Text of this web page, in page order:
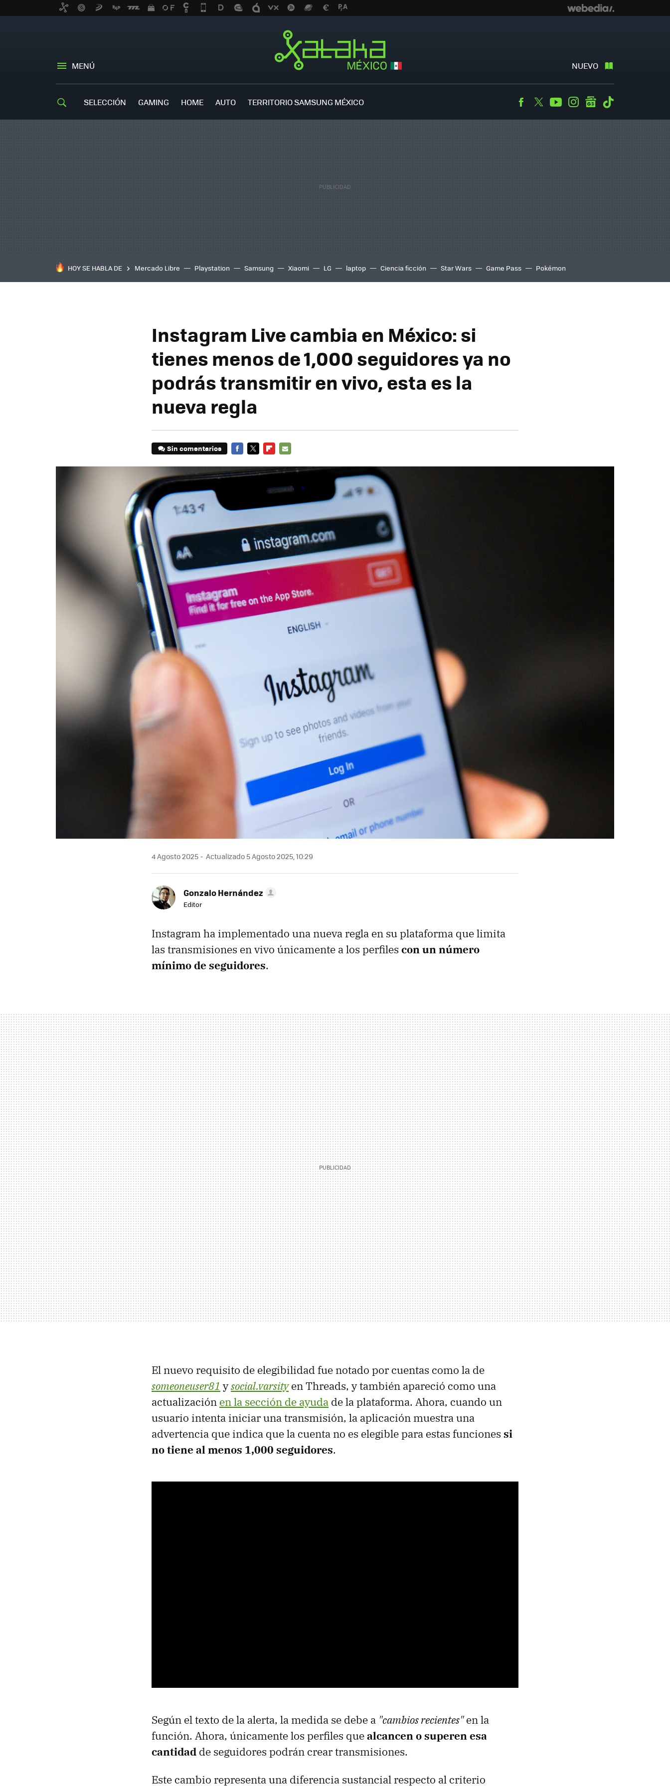
MENÚ NUEVO
SELECCIÓN GAMING HOME AUTO TERRITORIO SAMSUNG MÉXICO Facebook
TwitterYoutubeInstagramgooglenews
HOY SE HABLA DE Mercado Libre Playstation Samsung Xiaomi LG laptop Ciencia ficción Star Wars Game Pass Pokémon
Instagram Live cambia en México: si
tienes menos de 1,000 seguidores ya no
podrás transmitir en vivo, esta es la
nueva regla
Sin comentarios
MAIL
4 Agosto 2025 Actualizado 5 Agosto 2025, 10:29
Gonzalo Hernández
Editor
Instagram ha implementado una nueva regla en su plataforma que limita
las transmisiones en vivo únicamente a los perfiles con un número
mínimo de seguidores.
El nuevo requisito de elegibilidad fue notado por cuentas como la de
someoneuser81 ysocial.varsityen Threads, y también apareció como una
actualización en la sección de ayuda de la plataforma. Ahora, cuando un
usuario intenta iniciar una transmisión, la aplicación muestra una
advertencia que indica que la cuenta no es elegible para estas funciones si
no tiene al menos 1,000 seguidores.
Según el texto de la alerta, la medida se debe a "cambios recientes"en la
función. Ahora, únicamente los perfiles quealcancen o superen esa
cantidad de seguidores podrán crear transmisiones.
Este cambio representa una diferencia sustancial respecto al criterio